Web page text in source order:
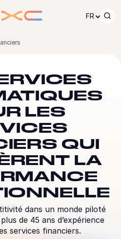
FR
LES
QUI
LA
dans un monde piloté
de 45 ans d’expérience
services financiers.